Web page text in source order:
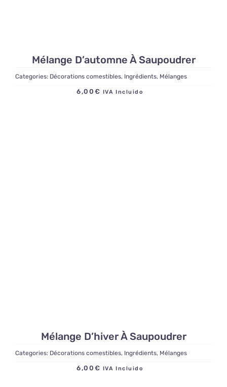
Mélange D’automne À Saupoudrer
Categories: Décorations comestibles, Ingrédients, Mélanges
6,00 € IVA Incluido
Mélange D’hiver À Saupoudrer
Categories: Décorations comestibles, Ingrédients, Mélanges
6,00 € IVA Incluido